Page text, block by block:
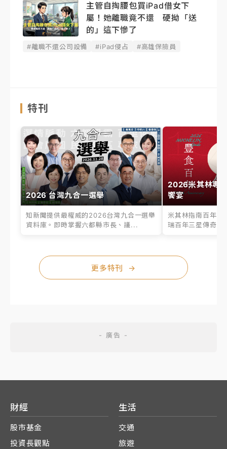
主管自掏腰包買iPad借女下
屬！她離職竟不還 硬拗「送
的」這下慘了
#離職不還公司設備 #iPad侵占 #高雄保險員
特刊
2026 台灣九合一選舉
知新聞提供最權威的2026台灣九合一選舉
資料庫。即時掌握六都縣市長、議...
2026米其林專
饗宴
米其林指南百年之
瑞百年三星傳奇、
更多特刊 →
財經
股市基金
投資長觀點
生活
交通
旅遊